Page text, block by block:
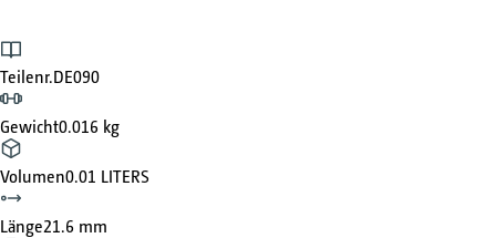
Teilenr.DE090
Gewicht0.016 kg
Volumen0.01 LITERS
Länge21.6 mm